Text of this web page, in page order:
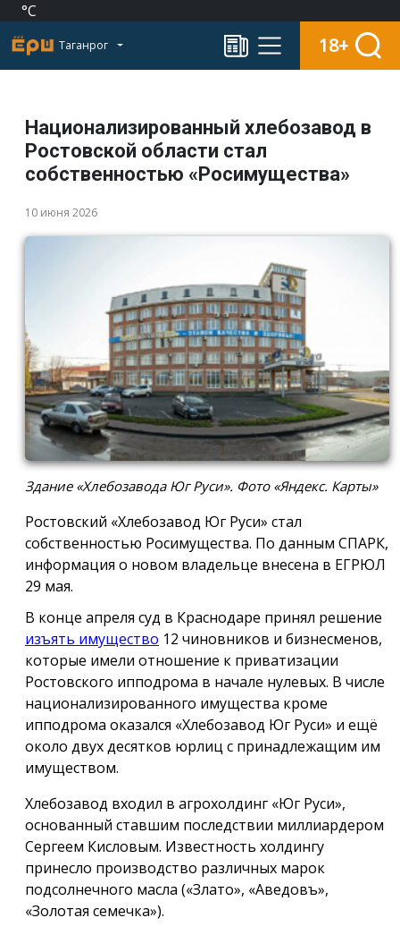
°C
Таганрог 18+
Национализированный хлебозавод в
Ростовской области стал
собственностью «Росимущества»
10 июня 2026
Здание «Хлебозавода Юг Руси». Фото «Яндекс. Карты»
Ростовский «Хлебозавод Юг Руси» стал
собственностью Росимущества. По данным СПАРК,
информация о новом владельце внесена в ЕГРЮЛ
29 мая.
В конце апреля суд в Краснодаре принял решение
изъять имущество 12 чиновников и бизнесменов,
которые имели отношение к приватизации
Ростовского ипподрома в начале нулевых. В числе
национализированного имущества кроме
ипподрома оказался «Хлебозавод Юг Руси» и ещё
около двух десятков юрлиц с принадлежащим им
имуществом.
Хлебозавод входил в агрохолдинг «Юг Руси»,
основанный ставшим последствии миллиардером
Сергеем Кисловым. Известность холдингу
принесло производство различных марок
подсолнечного масла («Злато», «Аведовъ»,
«Золотая семечка»).